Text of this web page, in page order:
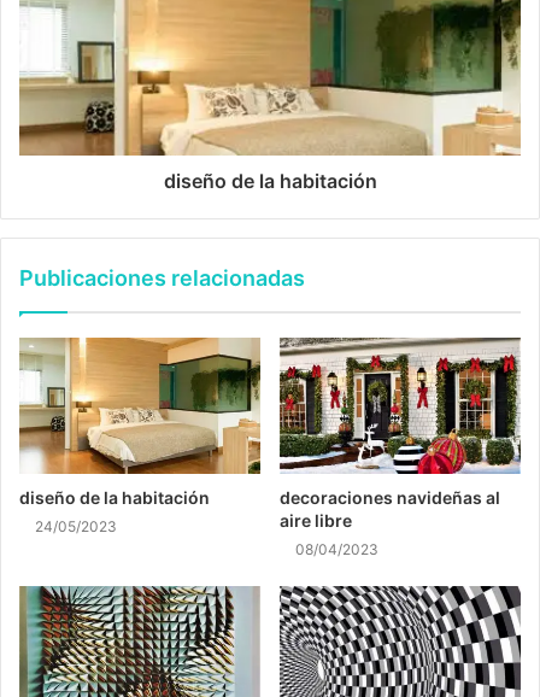
diseño de la habitación
Publicaciones relacionadas
diseño de la habitación
24/05/2023
decoraciones navideñas al
aire libre
08/04/2023